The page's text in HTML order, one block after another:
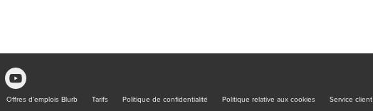
Offres d’emplois Blurb Tarifs Politique de confidentialité Politique relative aux cookies Service client